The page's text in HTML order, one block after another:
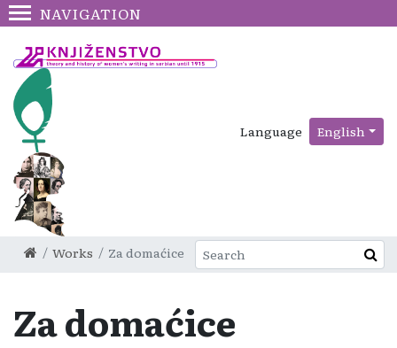
NAVIGATION
Language English
Works Za domaćice
Za domaćice